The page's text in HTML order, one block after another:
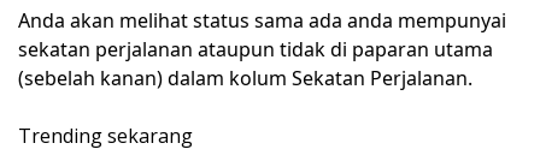
Anda akan melihat status sama ada anda mempunyai
sekatan perjalanan ataupun tidak di paparan utama
(sebelah kanan) dalam kolum Sekatan Perjalanan.
Trending sekarang